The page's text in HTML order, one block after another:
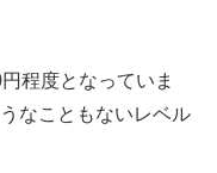
程度となっていま
なこともないレベル